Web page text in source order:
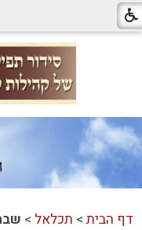
דף הבית > תכלאל >